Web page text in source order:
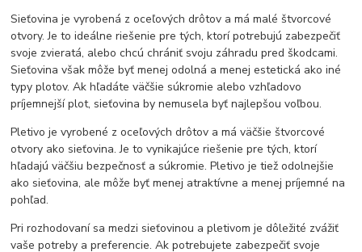
Sieťovina je vyrobená z oceľových drôtov a má malé štvorcové
otvory. Je to ideálne riešenie pre tých, ktorí potrebujú zabezpečiť
svoje zvieratá, alebo chcú chrániť svoju záhradu pred škodcami.
Sieťovina však môže byť menej odolná a menej estetická ako iné
typy plotov. Ak hľadáte väčšie súkromie alebo vzhľadovo
príjemnejší plot, sieťovina by nemusela byť najlepšou voľbou.
Pletivo je vyrobené z oceľových drôtov a má väčšie štvorcové
otvory ako sieťovina. Je to vynikajúce riešenie pre tých, ktorí
hľadajú väčšiu bezpečnosť a súkromie. Pletivo je tiež odolnejšie
ako sieťovina, ale môže byť menej atraktívne a menej príjemné na
pohľad.
Pri rozhodovaní sa medzi sieťovinou a pletivom je dôležité zvážiť
vaše potreby a preferencie. Ak potrebujete zabezpečiť svoje